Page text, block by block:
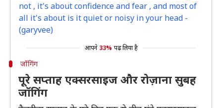
not , it's about confidence and fear , and most of
all it's about is it quiet or noisy in your head -
(garyvee)
आपने 33% पढ़ लिया है
जॉगिंग
पूरे सप्ताह एक्सरसाइज और रोज़ाना सुबह
जॉगिंग